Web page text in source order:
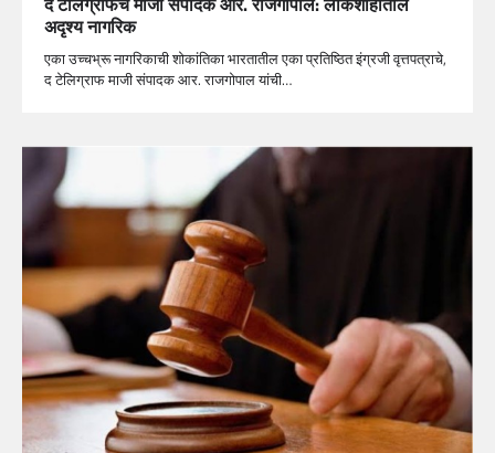
अदृश्य नागरिक
एका उच्चभ्रू नागरिकाची शोकांतिका भारतातील एका प्रतिष्ठित इंग्रजी वृत्तपत्राचे,
द टेलिग्राफ माजी संपादक आर. राजगोपाल यांची…